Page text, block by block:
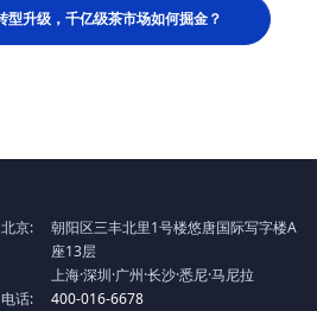
型升级，千亿级茶市场如何掘金？
北京:
朝阳区三丰北里1号楼悠唐国际写字楼A
座13层
上海·深圳·广州·长沙·悉尼·马尼拉
电话:
400-016-6678